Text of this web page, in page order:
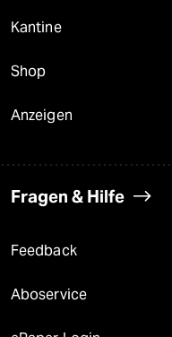
Kantine
Shop
Anzeigen
Fragen & Hilfe
Feedback
Aboservice